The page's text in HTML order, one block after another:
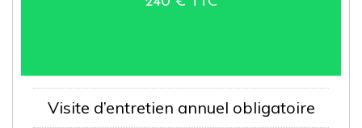
Visite d’entretien annuel obligatoire